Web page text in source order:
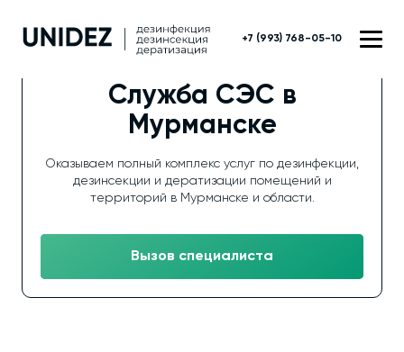
+7 (993) 768-05-10
Служба СЭС в
Мурманске
Оказываем полный комплекс услуг по дезинфекции,
дезинсекции и дератизации помещений и
территорий в Мурманске и области.
Вызов специалиста